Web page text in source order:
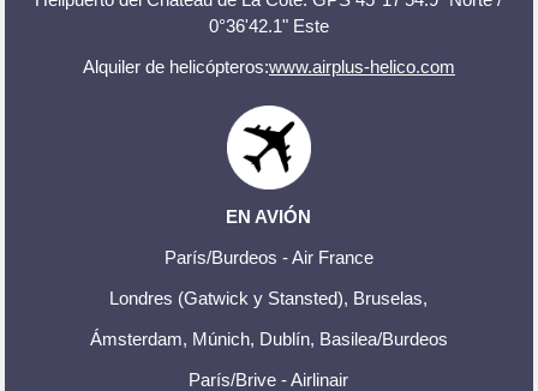
0°36'42.1" Este
Alquiler de helicópteros:www.airplus-helico.com
EN AVIÓN
París/Burdeos - Air France
Londres (Gatwick y Stansted), Bruselas,
Ámsterdam, Múnich, Dublín, Basilea/Burdeos
París/Brive - Airlinair